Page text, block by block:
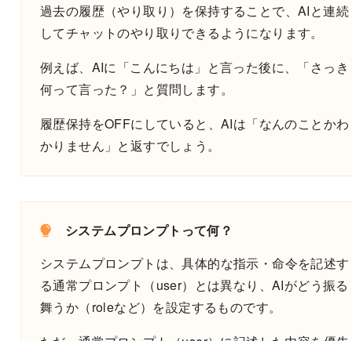
過去の履歴（やり取り）を保持することで、AIと連続
してチャットのやり取りできるようになります。
例えば、AIに「こんにちは」と言った後に、「さっき
何って言った？」と質問します。
履歴保持をOFFにしていると、AIは「なんのことかわ
かりません」と返すでしょう。
システムプロンプトって何？
システムプロンプトは、具体的な指示・命令を記述す
る通常プロンプト（user）とは異なり、AIがどう振る
舞うか（roleなど）を設定するものです。